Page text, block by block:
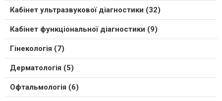
Кабінет ультразвукової діагностики (32)
Кабінет функціональної діагностики (9)
Гінекологія (7)
Дерматологія (5)
Офтальмологія (6)